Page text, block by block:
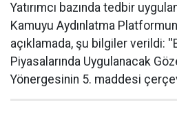
Yatırımcı bazında tedbir
Kamuyu Aydınlatma
açıklamada, şu bilgiler verildi:
Piyasalarında Uygulanacak
Yönergesinin 5. maddesi